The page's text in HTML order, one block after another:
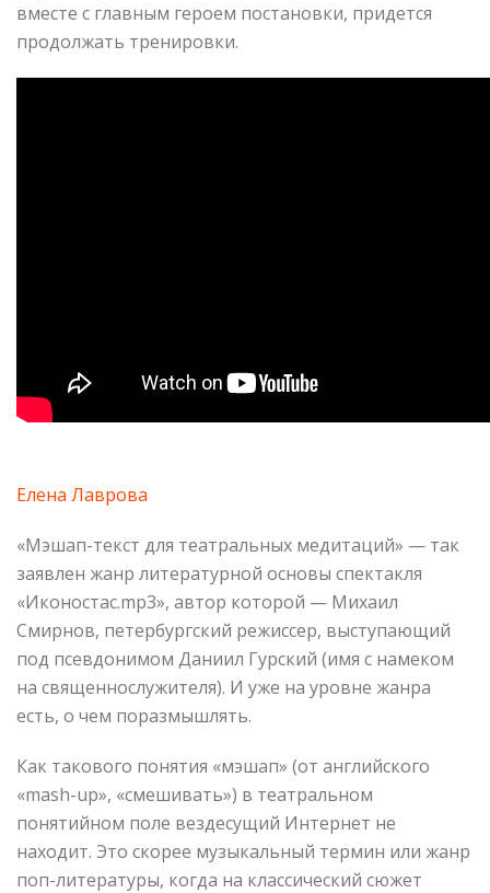
вместе с главным героем постановки, придется
продолжать тренировки.
Елена Лаврова
«Мэшап-текст для театральных медитаций» — так
заявлен жанр литературной основы спектакля
«Иконостас.mp3», автор которой — Михаил
Смирнов, петербургский режиссер, выступающий
под псевдонимом Даниил Гурский (имя с намеком
на священнослужителя). И уже на уровне жанра
есть, о чем поразмышлять.
Как такового понятия «мэшап» (от английского
«mash-up», «смешивать») в театральном
понятийном поле вездесущий Интернет не
находит. Это скорее музыкальный термин или жанр
поп-литературы, когда на классический сюжет